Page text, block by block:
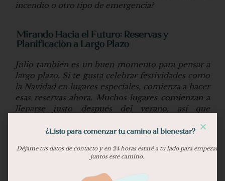
incendio o otro tipo de emergencia?
Mirando Hacia el Futuro: Reservas y
Planificación a Largo Plazo
Julio también es un buen momento para pensar a
largo plazo. Si te gusta celebrar festividades como
la Navidad en lugares especiales, comienza a hacer
esas reservas ahora. Muchos lugares comienzan a
llenarse justo después del verano, así que
mejores lugares a los mejores precios.
¿Listo para comenzar tu camino al bienestar?
Déjame tus datos de contacto y en 24 horas estaré a tu lado para empezar
juntos este camino.